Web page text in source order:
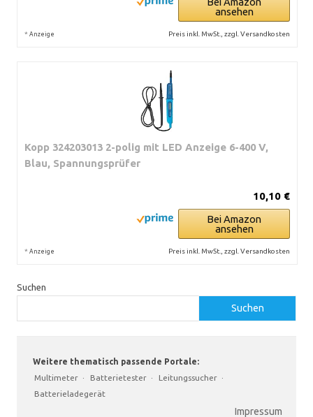
ansehen
* Anzeige Preis inkl. MwSt., zzgl. Versandkosten
Kopp 324203013 2-polig mit LED Anzeige 6-400 V,
Blau, Spannungsprüfer
10,10 €
Bei Amazon
ansehen
* Anzeige Preis inkl. MwSt., zzgl. Versandkosten
Suchen
Suchen
Weitere thematisch passende Portale:
Multimeter · Batterietester · Leitungssucher ·
Batterieladegerät
Impressum